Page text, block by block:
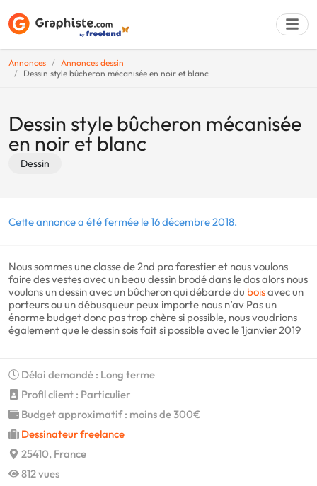
Annonces
Annonces dessin
Dessin style bûcheron mécanisée en noir et blanc
Dessin style bûcheron mécanisée
en noir et blanc
Dessin
Cette annonce a été fermée le 16 décembre 2018.
Nous sommes une classe de 2nd pro forestier et nous voulons
faire des vestes avec un beau dessin brodé dans le dos alors nous
voulons un dessin avec un bûcheron qui débarde du boisavec un
porteurs ou un débusqueur peux importe nous n’av Pas un
énorme budget donc pas trop chère si possible, nous voudrions
également que le dessin sois fait si possible avec le 1janvier 2019
Délai demandé : Long terme
Profil client : Particulier
Budget approximatif : moins de 300€
Dessinateur freelance
25410, France
812 vues